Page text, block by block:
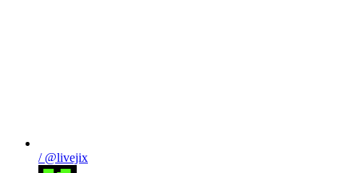
/ @livejix